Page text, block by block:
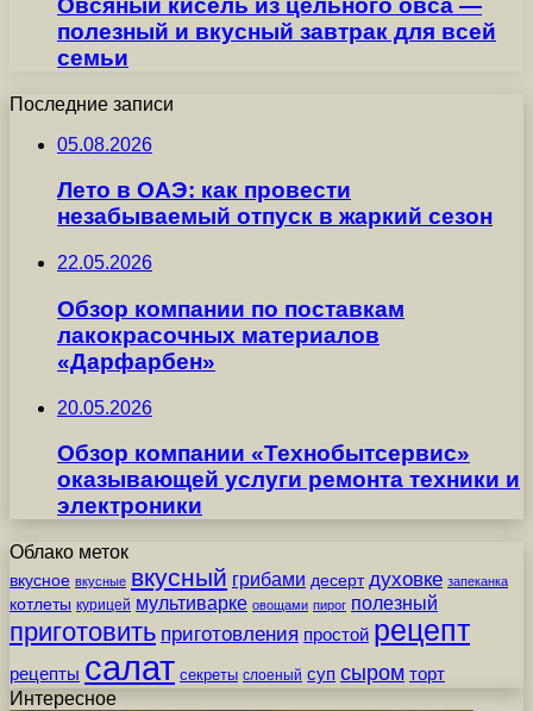
Овсяный кисель из цельного овса —
полезный и вкусный завтрак для всей
семьи
Последние записи
05.08.2026
Лето в ОАЭ: как провести
незабываемый отпуск в жаркий сезон
22.05.2026
Обзор компании по поставкам
лакокрасочных материалов
«Дарфарбен»
20.05.2026
Обзор компании «Технобытсервис»
оказывающей услуги ремонта техники и
электроники
Облако меток
вкусное вкусные вкусный грибами десерт духовке запеканка
котлеты курицей мультиварке овощами пирог полезный
приготовить приготовления простой рецепт
рецепты салат секреты слоеный суп сыром торт
Интересное